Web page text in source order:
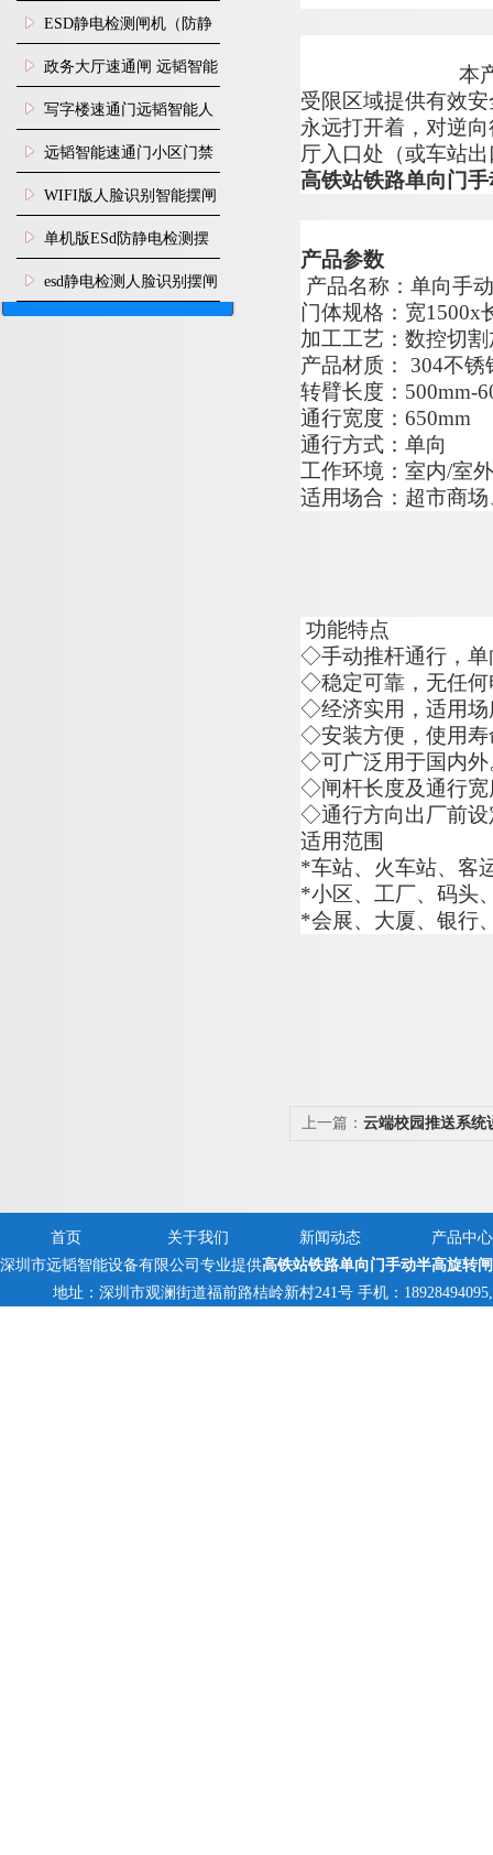
门禁闸机安装
​ESD静电检测闸机（防静
电门禁通道系统）
政务大厅速通闸 远韬智能
防尾随静音速通门
写字楼速通门远韬智能人
脸识别快速通道闸
远韬智能速通门小区门禁
闸机食堂消费摆闸
WIFI版人脸识别智能摆闸
机
单机版ESd防静电检测摆
闸机
esd静电检测人脸识别摆闸
安装
本
受限区域提供有效
永远打开着，对逆
厅入口处（或车站
高铁站铁路单向门
产品参数
产品名称：单向手
门体规格： 宽1 500x
加工工艺：数控切
产品材质 ： 304不锈
转臂长度 ： 500mm-6
通行宽度 ： 650mm
通行方式：单向
工作环境：室内/室外
适用场合：超市商
功能特点
◇手动推杆通行，
◇稳定可靠，无任
◇经济实用，适用
◇安装方便，使用
◇可广泛用于国内外
◇闸杆长度及通行
◇通行方向出厂前
适用范围
*车站、火车站、客
*小区、工厂、码头
*会展、大厦、银行
上一篇： 云端校园推送系统
首页 关于我们 新闻动态
产品中心
深圳市远韬智能设备有限公司专业提供高铁站铁路单向门手动半高旋转闸
地址：深圳市观澜街道福前路桔岭新村241号 手机：